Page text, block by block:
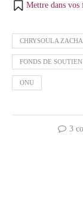
Mettre dans vos
CHRYSOULA
FONDS DE
ONU
3